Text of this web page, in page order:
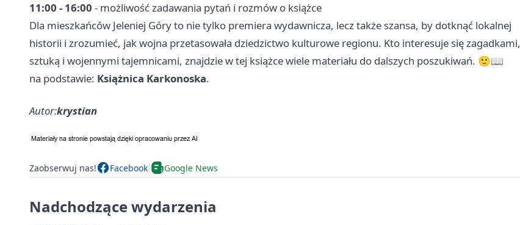
11:00 - 16:00 - możliwość zadawania pytań i rozmów o książce
Dla mieszkańców Jeleniej Góry to nie tylko premiera wydawnicza, lecz także szansa, by dotknąć lokalnej
historii i zrozumieć, jak wojna przetasowała dziedzictwo kulturowe regionu. Kto interesuje się zagadkami,
sztuką i wojennymi tajemnicami, znajdzie w tej książce wiele materiału do dalszych poszukiwań. 🙂📖
na podstawie: Książnica Karkonoska.
Autor:krystian
Zaobserwuj nas! Facebook Google News
Nadchodzące wydarzenia